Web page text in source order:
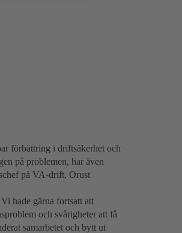
förbättring i driftsäkerhet och
på problemen, har även
på VA-drift, Orust
hade gärna fortsatt att
och svårigheter att få
samarbetet och bytt ut